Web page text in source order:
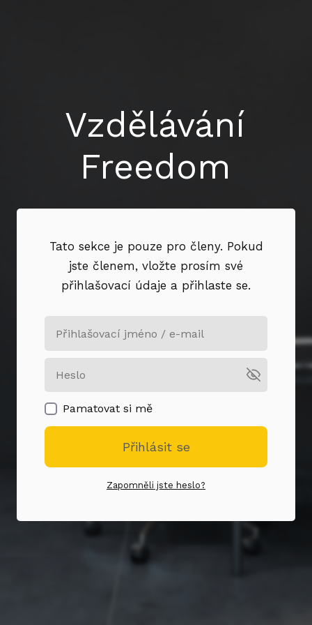
Vzdělávání
Freedom
Tato sekce je pouze pro členy. Pokud
jste členem, vložte prosím své
přihlašovací údaje a přihlaste se.
Pamatovat si mě
Přihlásit se
Zapomněli jste heslo?